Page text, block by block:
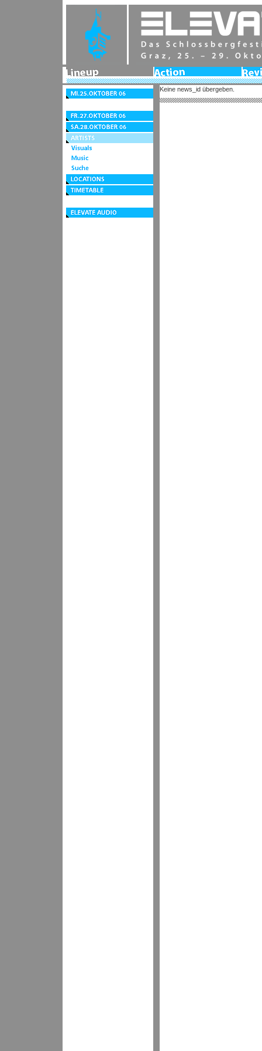
Lineup Action
2006
Mi.25.Oktober
06
06Fr.27.Oktober
06Sa.28.Oktober
06Artists
Visuals
Music
Suche
Locations
Timetable
elevate
audio
Keine news_id übergeben.